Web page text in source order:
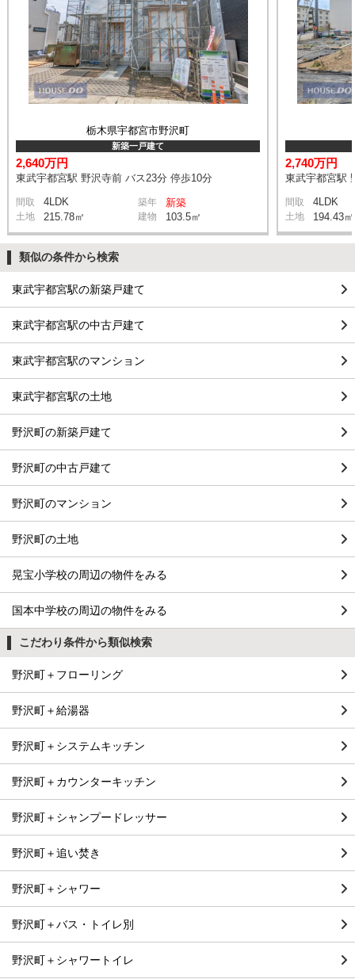
栃木県宇都宮市野沢町
新築一戸建て
2,640万円
東武宇都宮駅 野沢寺前 バス23分 停歩10分
間取 4LDK 築年 新築
土地 215.78㎡ 建物 103.5㎡
2,740万円
東武宇都宮駅
間取 4LDK
土地 194.43㎡
類似の条件から検索
東武宇都宮駅の新築戸建て
東武宇都宮駅の中古戸建て
東武宇都宮駅のマンション
東武宇都宮駅の土地
野沢町の新築戸建て
野沢町の中古戸建て
野沢町のマンション
野沢町の土地
晃宝小学校の周辺の物件をみる
国本中学校の周辺の物件をみる
こだわり条件から類似検索
野沢町＋フローリング
野沢町＋給湯器
野沢町＋システムキッチン
野沢町＋カウンターキッチン
野沢町＋シャンプードレッサー
野沢町＋追い焚き
野沢町＋シャワー
野沢町＋バス・トイレ別
野沢町＋シャワートイレ